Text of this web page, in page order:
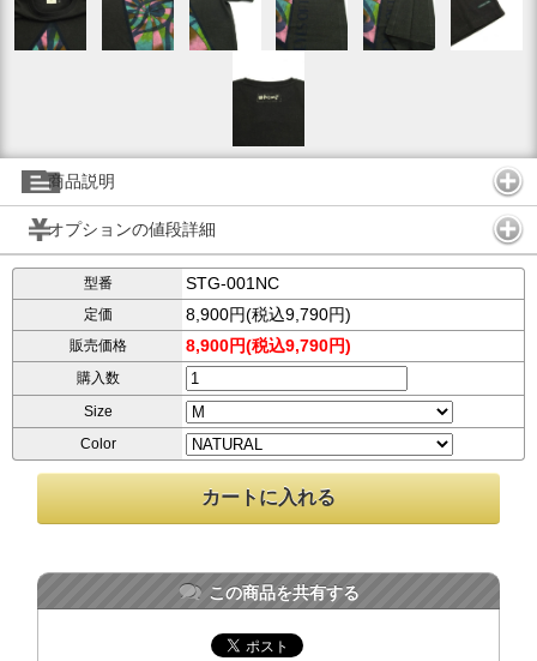
商品説明
オプションの値段詳細
型番 STG-001NC
定価 8,900円(税込9,790円)
販売価格 8,900円(税込9,790円)
購入数
Size
Color
この商品を共有する